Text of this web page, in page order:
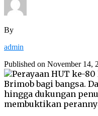
By
admin
Published on November 14,